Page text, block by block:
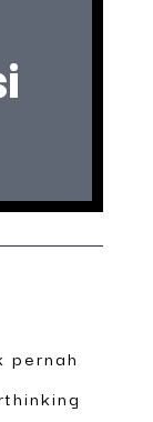
pernah